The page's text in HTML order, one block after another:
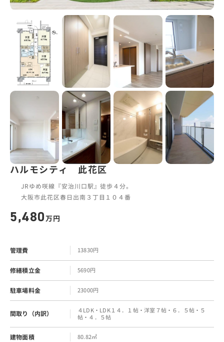
ハルモシティ 此花区
JRゆめ咲線『安治川口駅』徒歩４分。
大阪市此花区春日出南３丁目１０４番
5,480万円
管理費 13830円
修繕積立金 5690円
駐車場料金 23000円
間取り（内訳）
４LDK・LDK１４．１帖・洋室７帖・６．５帖・５
帖・４．５帖
建物面積 80.82㎡